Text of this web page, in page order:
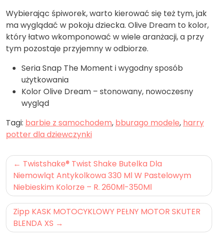
Wybierając śpiworek, warto kierować się też tym, jak
ma wyglądać w pokoju dziecka. Olive Dream to kolor,
który łatwo wkomponować w wiele aranżacji, a przy
tym pozostaje przyjemny w odbiorze.
Seria Snap The Moment i wygodny sposób
użytkowania
Kolor Olive Dream – stonowany, nowoczesny
wygląd
Tagi: barbie z samochodem, bburago modele, harry
potter dla dziewczynki
Nawigacja
wpisu
Twistshake® Twist Shake Butelka Dla
Niemowląt Antykolkowa 330 Ml W Pastelowym
Niebieskim Kolorze – R. 260Ml-350Ml
Zipp KASK MOTOCYKLOWY PEŁNY MOTOR SKUTER
BLENDA XS